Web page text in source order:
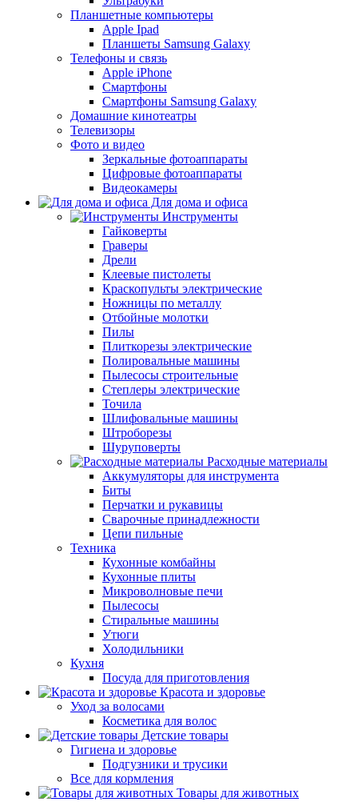
Планшетные компьютеры
Apple Ipad
Планшеты Samsung Galaxy
Телефоны и связь
Apple iPhone
Смартфоны
Смартфоны Samsung Galaxy
Домашние кинотеатры
Телевизоры
Фото и видео
Зеркальные фотоаппараты
Цифровые фотоаппараты
Видеокамеры
Для дома и офиса
Инструменты
Гайковерты
Граверы
Дрели
Клеевые пистолеты
Краскопульты электрические
Ножницы по металлу
Отбойные молотки
Пилы
Плиткорезы электрические
Полировальные машины
Пылесосы строительные
Степлеры электрические
Точила
Шлифовальные машины
Штроборезы
Шуруповерты
Расходные материалы
Аккумуляторы для инструмента
Биты
Перчатки и рукавицы
Сварочные принадлежности
Цепи пильные
Техника
Кухонные комбайны
Кухонные плиты
Микроволновые печи
Пылесосы
Стиральные машины
Утюги
Холодильники
Кухня
Посуда для приготовления
Красота и здоровье
Уход за волосами
Косметика для волос
Детские товары
Гигиена и здоровье
Подгузники и трусики
Все для кормления
Товары для животных